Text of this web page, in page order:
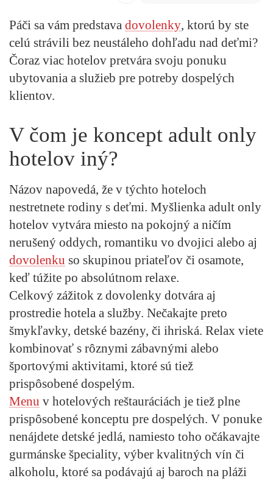
Páči sa vám predstava dovolenky, ktorú by ste
celú strávili bez neustáleho dohľadu nad deťmi?
Čoraz viac hotelov pretvára svoju ponuku
ubytovania a služieb pre potreby dospelých
klientov.
V čom je koncept adult only
hotelov iný?
Názov napovedá, že v týchto hoteloch
nestretnete rodiny s deťmi. Myšlienka adult only
hotelov vytvára miesto na pokojný a ničím
nerušený oddych, romantiku vo dvojici alebo aj
dovolenku so skupinou priateľov či osamote,
keď túžite po absolútnom relaxe.
Celkový zážitok z dovolenky dotvára aj
prostredie hotela a služby. Nečakajte preto
šmykľavky, detské bazény, či ihriská. Relax viete
kombinovať s rôznymi zábavnými alebo
športovými aktivitami, ktoré sú tiež
prispôsobené dospelým.
Menu v hotelových reštauráciách je tiež plne
prispôsobené konceptu pre dospelých. V ponuke
nenájdete detské jedlá, namiesto toho očákavajte
gurmánske špeciality, výber kvalitných vín či
alkoholu, ktoré sa podávajú aj baroch na pláži